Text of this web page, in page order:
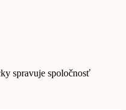
spravuje spoločnosť